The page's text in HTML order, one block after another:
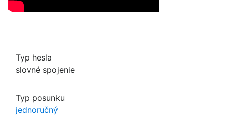
Typ hesla
slovné spojenie
Typ posunku
jednoručný